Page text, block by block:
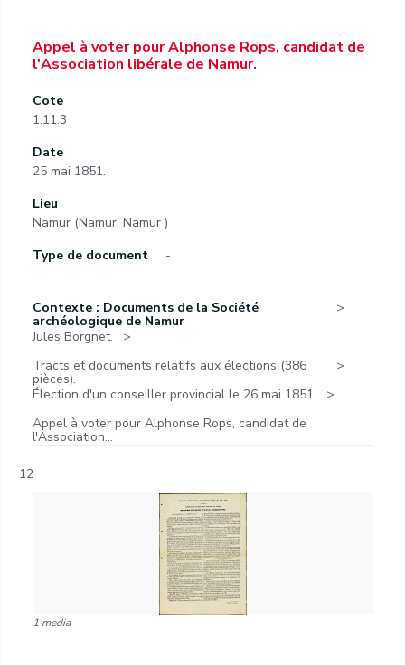
Appel à voter pour Alphonse Rops, candidat de
l'Association libérale de Namur.
Cote
1.11.3
Date
25 mai 1851.
Lieu
Namur (Namur, Namur )
Type de document
-
Contexte : Documents de la Société
archéologique de Namur
Jules Borgnet.
Tracts et documents relatifs aux élections (386
pièces).
Élection d'un conseiller provincial le 26 mai 1851.
Appel à voter pour Alphonse Rops, candidat de
l'Association...
12
1 media